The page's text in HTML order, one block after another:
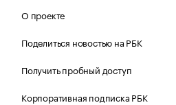
О проекте
Поделиться новостью на РБК
Получить пробный доступ
Корпоративная подписка РБК